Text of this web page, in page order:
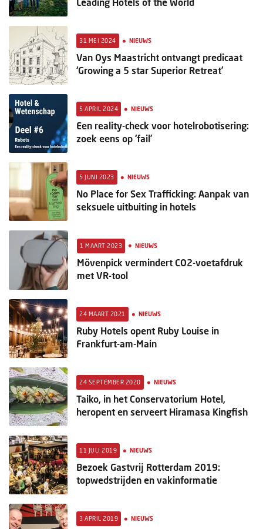
31 MEI 2024 • NIEUWS
Van Oys Maastricht ontvangt predicaat
‘Growing a 5 star Superior Retreat’
5 APRIL 2024 • NIEUWS
Een reality-check voor hotelrobotisering:
zoek eens op ‘fail’
5 JUNI 2023 • NIEUWS
No Place for Sex Trafficking: Aanpak van
seksuele uitbuiting in hotels
1 MAART 2023 • NIEUWS
Mövenpick vermindert CO2-voetafdruk
met VR-tool
24 MAART 2021 • NIEUWS
Ruby Hotels opent Ruby Louise in
Frankfurt-am-Main
24 SEPTEMBER 2020 • NIEUWS
Taiko, in het Conservatorium Hotel,
heropent en serveert Hiramasa Kingfish
11 JULI 2019 • NIEUWS
Bezoek Gastvrij Rotterdam 2019:
topwedstrijden en vakinformatie
3 APRIL 2019 • NIEUWS